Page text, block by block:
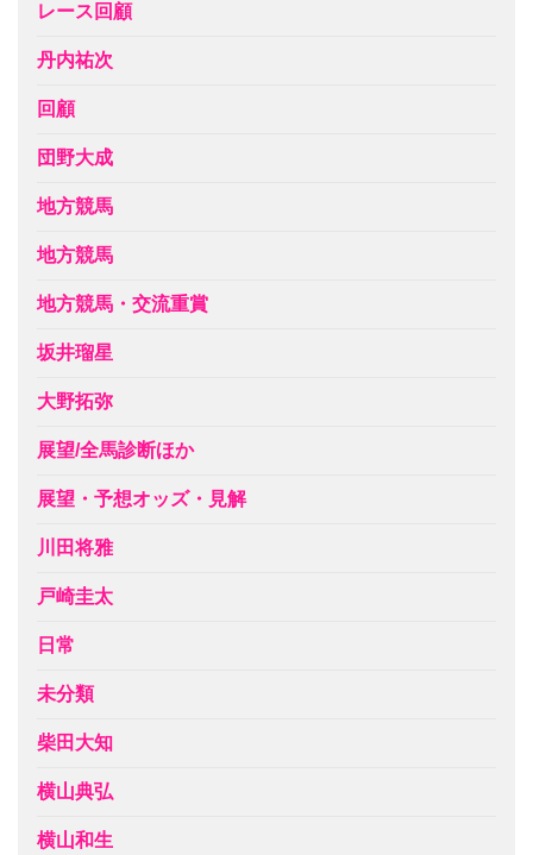
レース回顧
丹内祐次
回顧
団野大成
地方競馬
地方競馬
地方競馬・交流重賞
坂井瑠星
大野拓弥
展望/全馬診断ほか
展望・予想オッズ・見解
川田将雅
戸崎圭太
日常
未分類
柴田大知
横山典弘
横山和生